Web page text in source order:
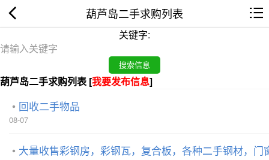
葫芦岛二手求购列表
关键字:
葫芦岛二手求购列表 [我要发布信息]
回收二手物品
08-07
大量收售彩钢房，彩钢瓦，复合板，各种二手钢材，门